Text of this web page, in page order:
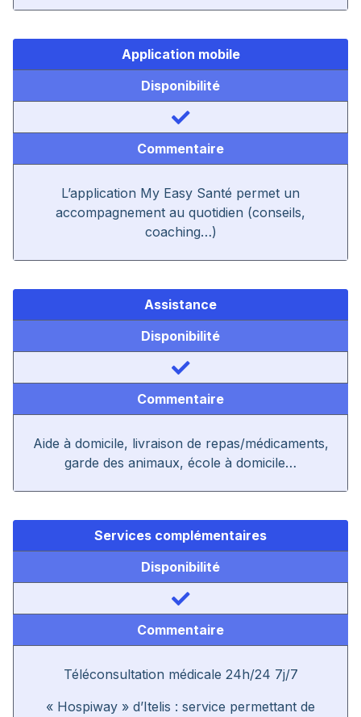
Application mobile
Disponibilité
Commentaire
L’application My Easy Santé permet un
accompagnement au quotidien (conseils,
coaching…)
Assistance
Disponibilité
Commentaire
Aide à domicile, livraison de repas/médicaments,
garde des animaux, école à domicile…
Services complémentaires
Disponibilité
Commentaire
Téléconsultation médicale 24h/24 7j/7
« Hospiway » d’Itelis : service permettant de